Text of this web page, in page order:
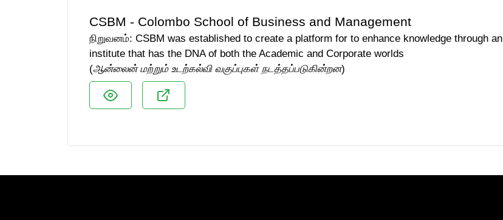
CSBM - Colombo School of Business and Management
நிறுவனம்: CSBM was established to create a platform for to enhance knowledge through an
institute that has the DNA of both the Academic and Corporate worlds
(ஆன்லைன் மற்றும் உடற்கல்வி வகுப்புகள் நடத்தப்படுகின்றன)